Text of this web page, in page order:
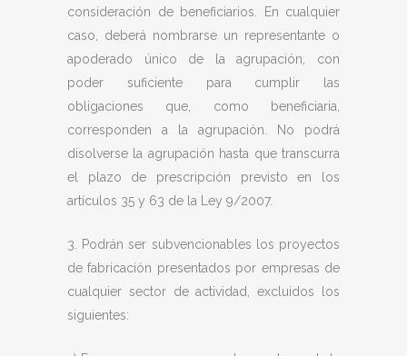
consideración de beneficiarios. En cualquier
caso, deberá nombrarse un representante o
apoderado único de la agrupación, con
poder suficiente para cumplir las
obligaciones que, como beneficiaria,
corresponden a la agrupación. No podrá
disolverse la agrupación hasta que transcurra
el plazo de prescripción previsto en los
artículos 35 y 63 de la Ley 9/2007.
3. Podrán ser subvencionables los proyectos
de fabricación presentados por empresas de
cualquier sector de actividad, excluidos los
siguientes: